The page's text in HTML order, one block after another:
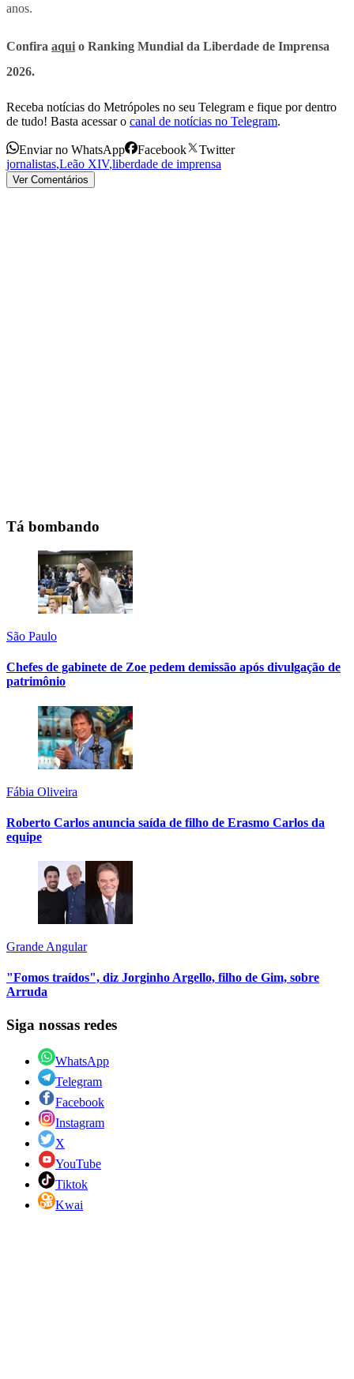
anos.
Confira aqui o Ranking Mundial da Liberdade de Imprensa
2026.
Receba notícias do Metrópoles no seu Telegram e fique por dentro
de tudo! Basta acessar o canal de notícias no Telegram.
Enviar no WhatsApp Facebook
Twitter
jornalistas,Leão XIV,liberdade de imprensa
Ver Comentários
Tá bombando
São Paulo
Chefes de gabinete de Zoe pedem demissão após divulgação de
patrimônio
Fábia Oliveira
Roberto Carlos anuncia saída de filho de Erasmo Carlos da
equipe
Grande Angular
"Fomos traídos", diz Jorginho Argello, filho de Gim, sobre
Arruda
Siga nossas redes
WhatsApp
Telegram
Facebook
Instagram
X
YouTube
Tiktok
Kwai